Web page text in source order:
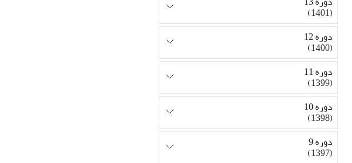
(1401)
دوره 12
(1400)
دوره 11
(1399)
دوره 10
(1398)
دوره 9
(1397)